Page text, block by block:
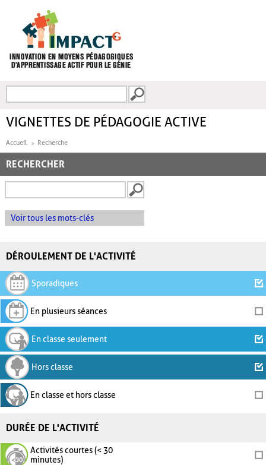
FORMULAIRE DE
VIGNETTES DE PÉDAGOGIE ACTIVE
Accueil Recherche
RECHERCHER
Voir tous les mots-clés
DÉROULEMENT DE L'ACTIVITÉ
Sporadiques
En plusieurs séances
En classe seulement
Hors classe
En classe et hors classe
DURÉE DE L'ACTIVITÉ
Activités courtes (< 30
minutes)